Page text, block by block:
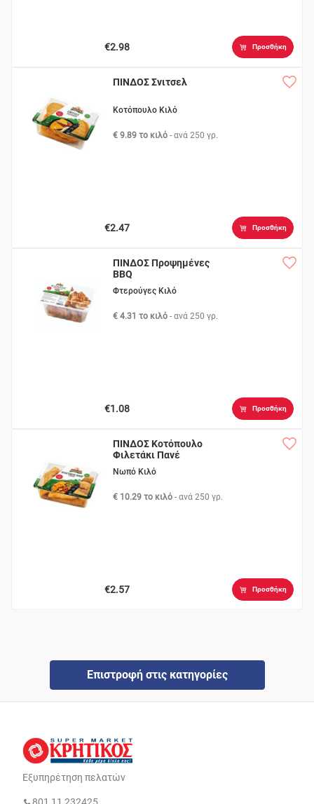
€2.98 Προσθήκη
ΠΙΝΔΟΣ Σνιτσελ
Κοτόπουλο Κιλό
€ 9.89 το κιλό - ανά250 γρ.
€2.47 Προσθήκη
ΠΙΝΔΟΣ Προψημένες
BBQ
Φτερούγες Κιλό
€ 4.31 το κιλό - ανά250 γρ.
€1.08 Προσθήκη
ΠΙΝΔΟΣ Κοτόπουλο
Φιλετάκι Πανέ
Νωπό Κιλό
€ 10.29 το κιλό - ανά250 γρ.
€2.57 Προσθήκη
Επιστροφή στις κατηγορίες
Εξυπηρέτηση πελατών